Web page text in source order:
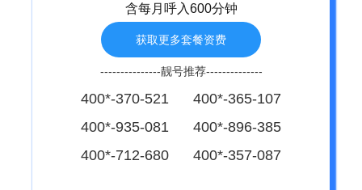
含每月呼入600分钟
获取更多套餐资费
---------------靓号推荐--------------
400*-370-521 400*-365-107
400*-935-081 400*-896-385
400*-712-680 400*-357-087